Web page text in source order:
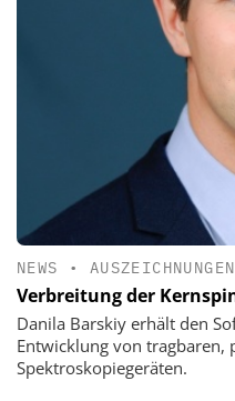
NEWS • AUSZEICHNUNGEN
Verbreitung der
Danila Barskiy erhält den
Entwicklung von tragbaren,
Spektroskopiegeräten.